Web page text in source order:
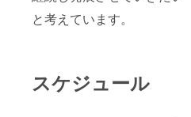
と考えています。
スケジュール